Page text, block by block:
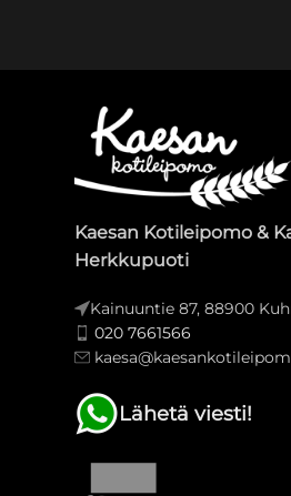
Kaesan Kotileipomo &
Herkkupuoti
Kainuuntie 87, 88900
020 7661566
Lähetä viesti!